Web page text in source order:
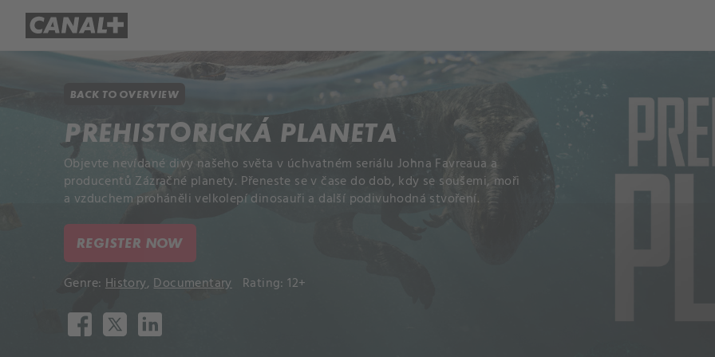
BACK TO OVERVIEW
PREHISTORICKÁ PLANETA
Objevte nevídané divy našeho světa v úchvatném seriálu Johna Favreaua a
producentů Zázračné planety. Přeneste se v čase do dob, kdy se soušemi, moři
a vzduchem proháněli velkolepí dinosauři a další podivuhodná stvoření.
REGISTER NOW
Genre: History,Documentary Rating: 12+